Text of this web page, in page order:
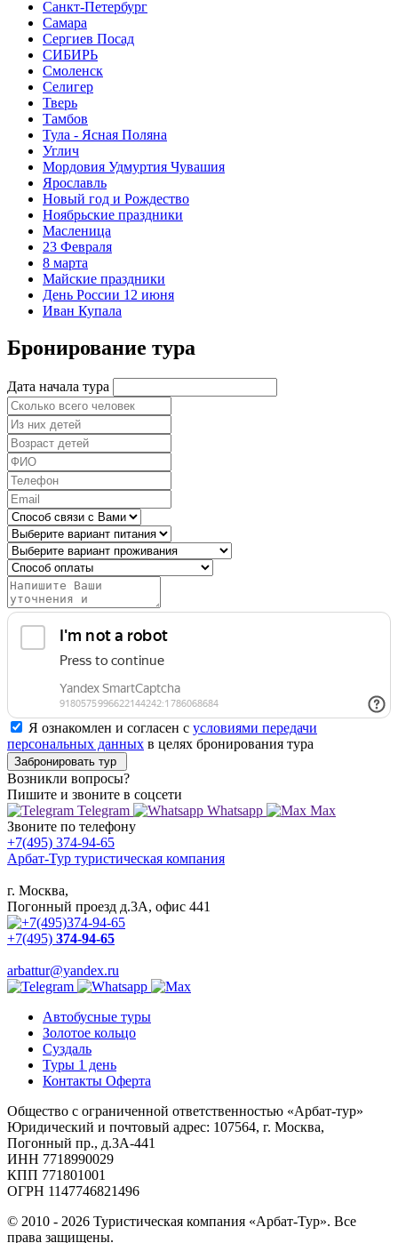
Санкт-Петербург
Самара
Сергиев Посад
СИБИРЬ
Смоленск
Селигер
Тверь
Тамбов
Тула - Ясная Поляна
Углич
Мордовия Удмуртия Чувашия
Ярославль
Новый год и Рождество
Ноябрьские праздники
Масленица
23 Февраля
8 марта
Майские праздники
День России 12 июня
Иван Купала
Бронирование тура
Дата начала тура
Я ознакомлен и согласен с условиями передачи
персональных данных в целях бронирования тура
Забронировать тур
Возникли вопросы?
Пишите и звоните в соцсети
Telegram
Whatsapp
Max
Звоните по телефону
+7(495) 374-94-65
Арбат-Тур туристическая компания
г. Москва,
Погонный проезд д.3А, офис 441
+7(495) 374-94-65
arbattur@yandex.ru
Автобусные туры
Золотое кольцо
Суздаль
Туры 1 день
Контакты Оферта
Общество с ограниченной ответственностью «Арбат-тур»
Юридический и почтовый адрес: 107564, г. Москва,
Погонный пр., д.3А-441
ИНН 7718990029
КПП 771801001
ОГРН 1147746821496
© 2010 - 2026 Туристическая компания «Арбат-Тур». Все
права защищены.